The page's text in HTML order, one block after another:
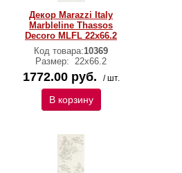
Декор Marazzi Italy
Marbleline Thassos
Decoro MLFL 22х66.2
Код товара:10369
Размер: 22х66.2
1772.00 руб. / шт.
В корзину